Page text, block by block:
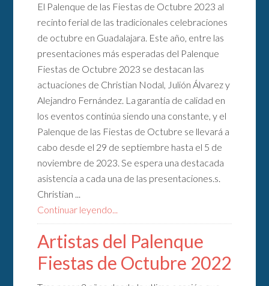
El Palenque de las Fiestas de Octubre 2023 al
recinto ferial de las tradicionales celebraciones
de octubre en Guadalajara. Este año, entre las
presentaciones más esperadas del Palenque
Fiestas de Octubre 2023 se destacan las
actuaciones de Christian Nodal, Julión Álvarez y
Alejandro Fernández. La garantía de calidad en
los eventos continúa siendo una constante, y el
Palenque de las Fiestas de Octubre se llevará a
cabo desde el 29 de septiembre hasta el 5 de
noviembre de 2023. Se espera una destacada
asistencia a cada una de las presentaciones.s.
Christian ...
Continuar leyendo...
Artistas del Palenque
Fiestas de Octubre 2022